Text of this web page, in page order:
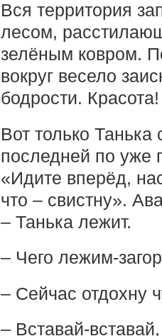
Вся территория
лесом,
зелёным ковром.
вокруг весело
бодрости. Красота!
Вот только Танька
последней по уже
«Идите вперёд,
что – свистну».
– Танька лежит.
– Чего лежим-
– Сейчас отдохну
– Вставай-